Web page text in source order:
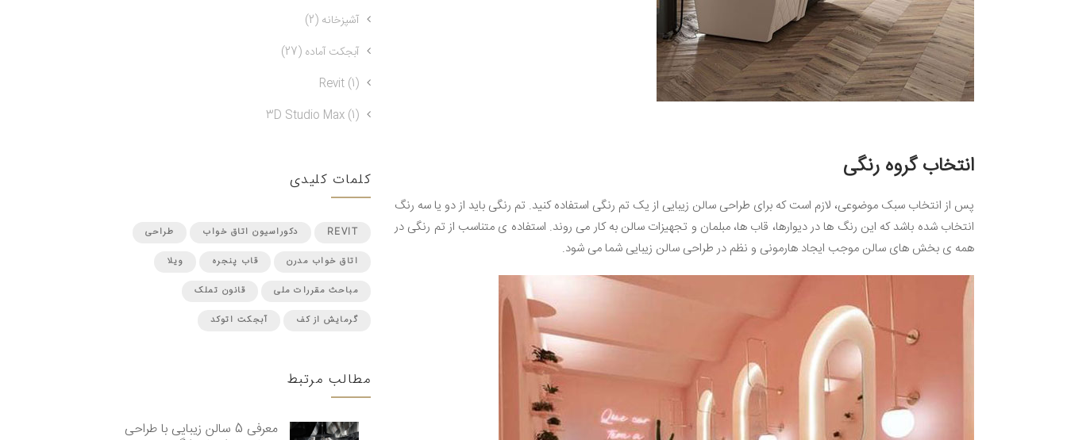
انتخاب گروه رنگی
پس از انتخاب سبک موضوعی، لازم است که برای طراحی سالن زیبایی از یک تم رنگی استفاده کنید. تم رنگی باید از دو یا سه رنگ
انتخاب شده باشد که این رنگ ها در دیوارها، قاب ها، مبلمان و تجهیزات سالن به کار می روند. استفاده ی متناسب از تم رنگی در
همه ی بخش های سالن موجب ایجاد هارمونی و نظم در طراحی سالن زیبایی شما می شود.
آشپزخانه (2)
آبجکت آماده (27)
Revit (1)
3D Studio Max (1)
کلمات کلیدی
REVIT دکوراسیون اتاق خواب طراحی
اتاق خواب مدرن قاب پنجره ویلا
مباحث مقررات ملی قانون تملک
گرمایش از کف آبجکت اتوکد
مطالب مرتبط
معرفی 5 سالن زیبایی با طراحی